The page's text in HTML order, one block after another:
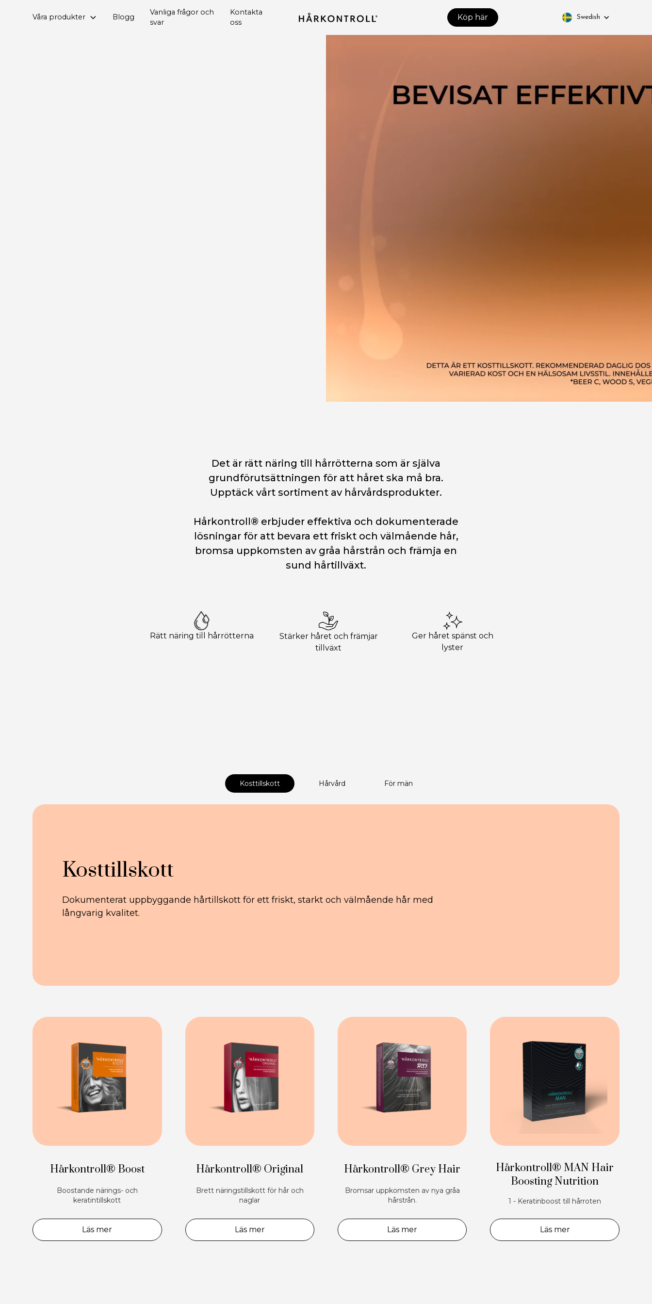
Våra produkter Blogg
Vanliga frågor och
svar
Kontakta
oss
Köp här Swedish
Det är rätt näring till hårrötterna som är själva
grundförutsättningen för att håret ska må bra.
Upptäck vårt sortiment av hårvårdsprodukter.
Hårkontroll® erbjuder effektiva och dokumenterade
lösningar för att bevara ett friskt och välmående hår,
bromsa uppkomsten av gråa hårstrån och främja en
sund hårtillväxt.
Rätt näring till hårrötterna
Stärker håret och främjar
tillväxt
Ger håret spänst och
lyster
Kosttillskott Hårvård För män
Kosttillskott
Dokumenterat uppbyggande hårtillskott för ett friskt, starkt och välmående hår med
långvarig kvalitet.
Hårkontroll® Boost
Boostande närings- och
keratintillskott
Läs mer
Hårkontroll® Original
Brett näringstillskott för hår och
naglar
Läs mer
Hårkontroll® Grey Hair
Bromsar uppkomsten av nya gråa
hårstrån.
Läs mer
Hårkontroll® MAN Hair
Boosting Nutrition
1 - Keratinboost till hårroten
Läs mer